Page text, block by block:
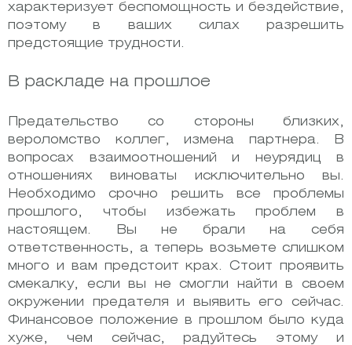
характеризует беспомощность и бездействие,
поэтому в ваших силах разрешить
предстоящие трудности.
В раскладе на прошлое
Предательство со стороны близких,
вероломство коллег, измена партнера. В
вопросах взаимоотношений и неурядиц в
отношениях виноваты исключительно вы.
Необходимо срочно решить все проблемы
прошлого, чтобы избежать проблем в
настоящем. Вы не брали на себя
ответственность, а теперь возьмете слишком
много и вам предстоит крах. Стоит проявить
смекалку, если вы не смогли найти в своем
окружении предателя и выявить его сейчас.
Финансовое положение в прошлом было куда
хуже, чем сейчас, радуйтесь этому и